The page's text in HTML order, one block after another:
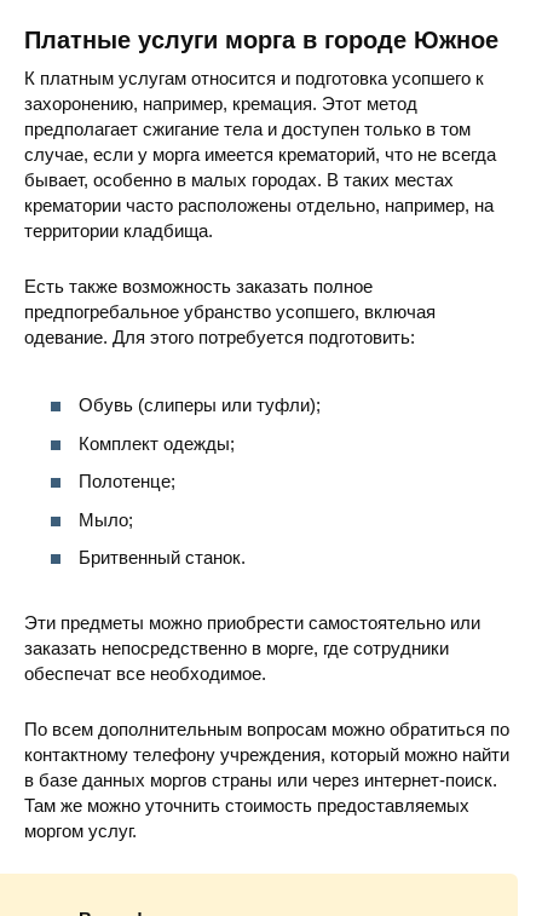
Платные услуги морга в городе Южное
К платным услугам относится и подготовка усопшего к
захоронению, например, кремация. Этот метод
предполагает сжигание тела и доступен только в том
случае, если у морга имеется крематорий, что не всегда
бывает, особенно в малых городах. В таких местах
крематории часто расположены отдельно, например, на
территории кладбища.
Есть также возможность заказать полное
предпогребальное убранство усопшего, включая
одевание. Для этого потребуется подготовить:
Обувь (слиперы или туфли);
Комплект одежды;
Полотенце;
Мыло;
Бритвенный станок.
Эти предметы можно приобрести самостоятельно или
заказать непосредственно в морге, где сотрудники
обеспечат все необходимое.
По всем дополнительным вопросам можно обратиться по
контактному телефону учреждения, который можно найти
в базе данных моргов страны или через интернет-поиск.
Там же можно уточнить стоимость предоставляемых
моргом услуг.